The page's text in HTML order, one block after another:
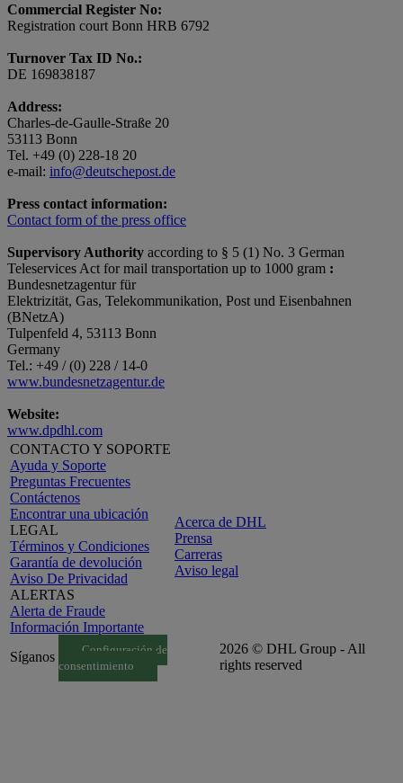
Commercial Register No:
Registration court Bonn HRB 6792
Turnover Tax ID No.:
DE 169838187
Address:
Charles-de-Gaulle-Straße 20
53113 Bonn
Tel. +49 (0) 228-18 20
e-mail: info@deutschepost.de
Press contact information:
Contact form of the press office
Supervisory Authority according to § 5 (1) No. 3 German
Teleservices Act for mail transportation up to 1000 gram :
Bundesnetzagentur für
Elektrizität, Gas, Telekommunikation, Post und Eisenbahnen
(BNetzA)
Tulpenfeld 4, 53113 Bonn
Germany
Tel.: +49 / (0) 228 / 14-0
www.bundesnetzagentur.de
Website:
www.dpdhl.com
CONTACTO Y SOPORTE
Ayuda y Soporte
Preguntas Frecuentes
Contáctenos
Encontrar una ubicación
LEGAL
Términos y Condiciones
Garantía de devolución
Aviso De Privacidad
ALERTAS
Alerta de Fraude
Información Importante
Acerca de DHL
Prensa
Carreras
Aviso legal
Síganos
Configuración de
consentimiento
2026 © DHL Group - All
rights reserved